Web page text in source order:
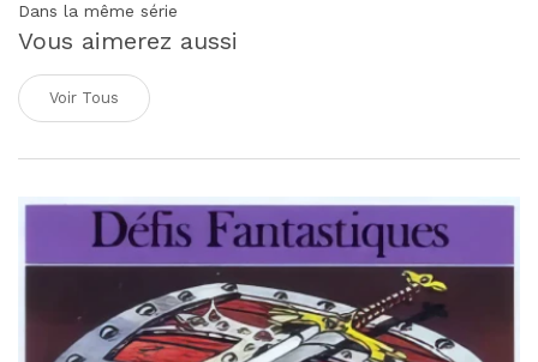
Dans la même série
Vous aimerez aussi
Voir Tous